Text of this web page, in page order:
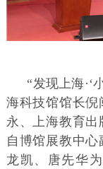
“发现上海·‘
海科技馆馆长倪
永、上海教育
自博馆展教中
龙凯、唐先华